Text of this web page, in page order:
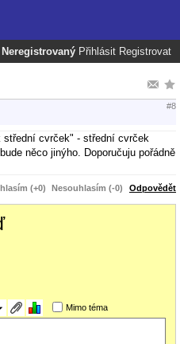
Neregistrovaný Přihlásit Registrovat
#8
střední cvrček" - střední cvrček
něco jinýho. Doporučuju pořádně
(+0) Nesouhlasím (-0) Odpovědět
Mimo téma